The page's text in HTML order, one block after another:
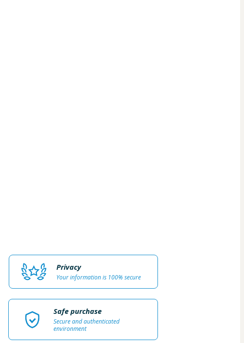
Privacy
Your information is 100% secure
Safe purchase
Secure and authenticated
environment